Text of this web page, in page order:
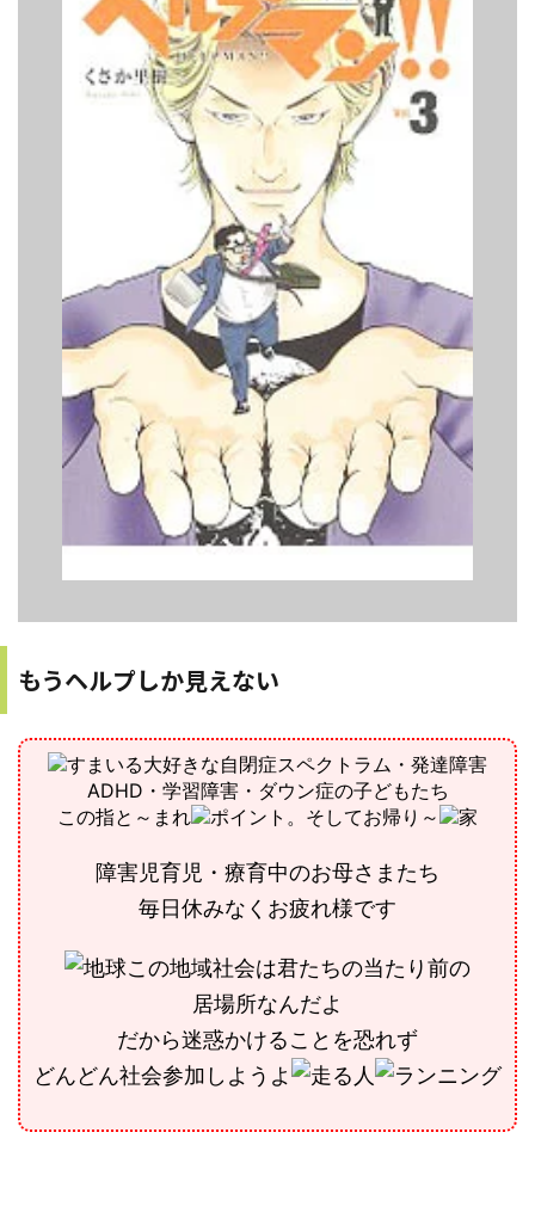
もうヘルプしか見えない
大好きな自閉症スペクトラム・発達障害
ADHD・学習障害・ダウン症の子どもたち
この指と～まれ
そしてお帰り～
障害児育児・療育中のお母さまたち
毎日休みなくお疲れ様です
この地域社会は君たちの当たり前の
居場所なんだよ
だから迷惑かけることを恐れず
どんどん社会参加しようよ